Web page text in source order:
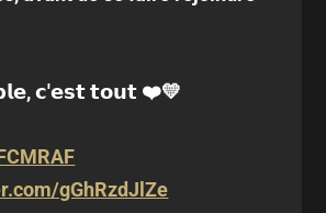
𝗰'𝗲𝘀𝘁 𝘁𝗼𝘂𝘁 ❤️💛
gGhRzdJlZe